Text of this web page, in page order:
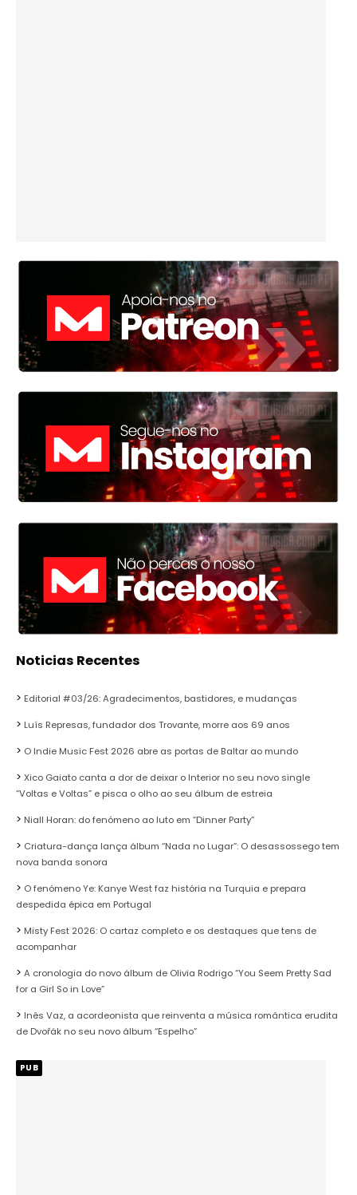
Noticias Recentes
Editorial #03/26: Agradecimentos, bastidores, e mudanças
Luís Represas, fundador dos Trovante, morre aos 69 anos
O Indie Music Fest 2026 abre as portas de Baltar ao mundo
Xico Gaiato canta a dor de deixar o Interior no seu novo single
“Voltas e Voltas” e pisca o olho ao seu álbum de estreia
Niall Horan: do fenómeno ao luto em “Dinner Party”
Criatura-dança lança álbum “Nada no Lugar”: O desassossego tem
nova banda sonora
O fenómeno Ye: Kanye West faz história na Turquia e prepara
despedida épica em Portugal
Misty Fest 2026: O cartaz completo e os destaques que tens de
acompanhar
A cronologia do novo álbum de Olivia Rodrigo “You Seem Pretty Sad
for a Girl So in Love”
Inês Vaz, a acordeonista que reinventa a música romântica erudita
de Dvořák no seu novo álbum “Espelho”
PUB